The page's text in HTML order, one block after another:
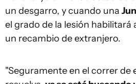
un desgarro, y cuando una
el grado de la lesión habilitará
un recambio de extranjero.
"Seguramente en el correr de